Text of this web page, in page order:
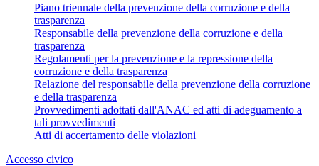
Piano triennale della prevenzione della corruzione e della
trasparenza
Responsabile della prevenzione della corruzione e della
trasparenza
Regolamenti per la prevenzione e la repressione della
corruzione e della trasparenza
Relazione del responsabile della prevenzione della corruzione
e della trasparenza
Provvedimenti adottati dall'ANAC ed atti di adeguamento a
tali provvedimenti
Atti di accertamento delle violazioni
Accesso civico